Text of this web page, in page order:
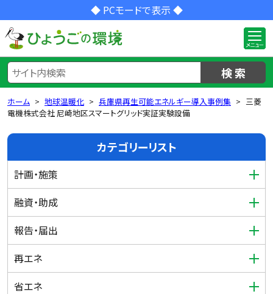
◆ PCモードで表示 ◆
検 索
ホーム 地球温暖化 兵庫県再生可能エネルギー導入事例集
三菱
電機株式会社 尼崎地区スマートグリッド実証実験設備
カテゴリーリスト
計画・施策
融資・助成
報告・届出
再エネ
省エネ